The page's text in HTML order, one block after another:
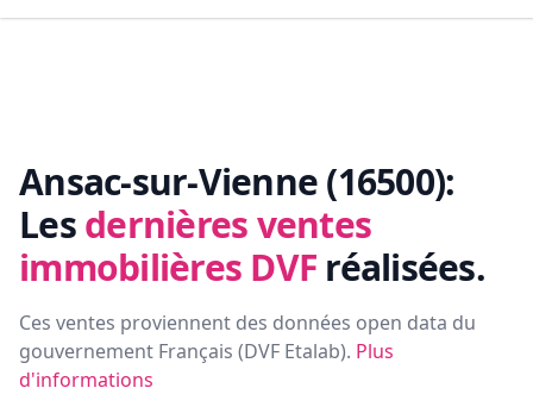
Ansac-sur-Vienne (16500):
Les dernières ventes
immobilières DVF réalisées.
Ces ventes proviennent des données open data du
gouvernement Français (DVF Etalab). Plus
d'informations